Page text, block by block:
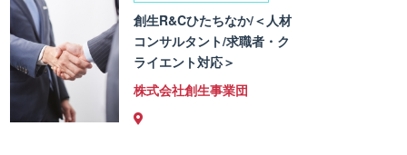
創生R&Cひたちなか/＜人材
コンサルタント/求職者・ク
ライエント対応＞
株式会社創生事業団